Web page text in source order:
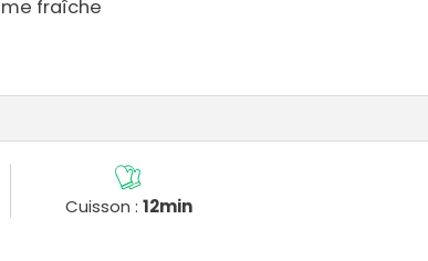
fraîche
Cuisson : 12min